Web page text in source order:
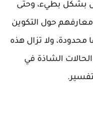
بشكل بطيء، وحتى
حول التكوين
ولا تزال هذه
الشاذة في